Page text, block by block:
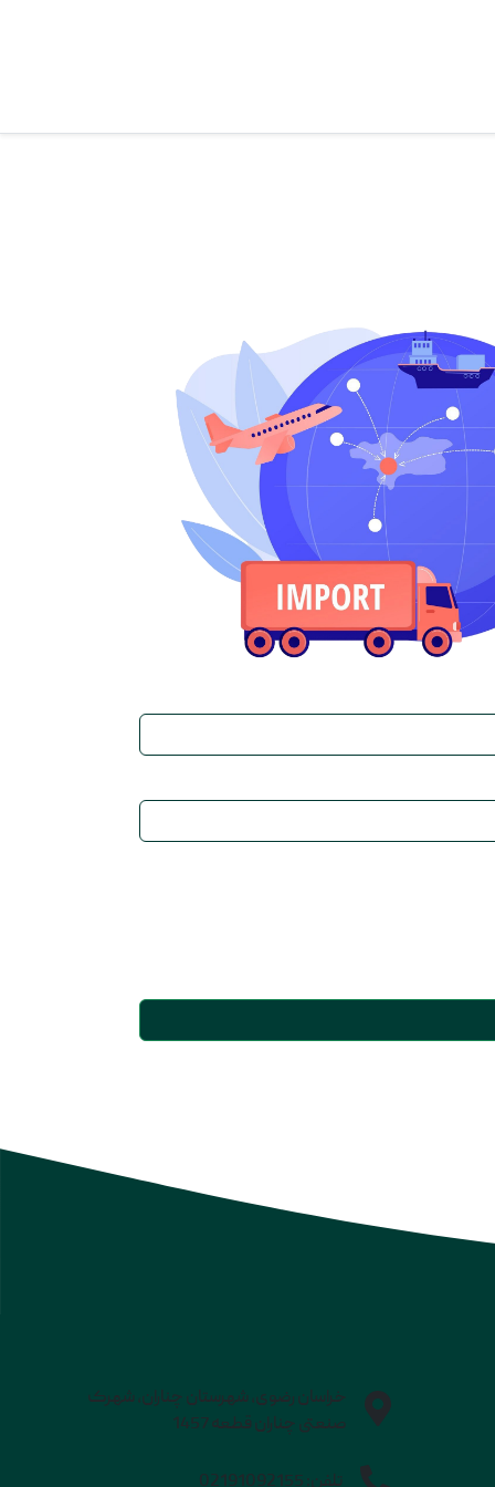
خراسان رضوی، شهرستان چناران، شهرک
صنعتی چناران قطعه 1457